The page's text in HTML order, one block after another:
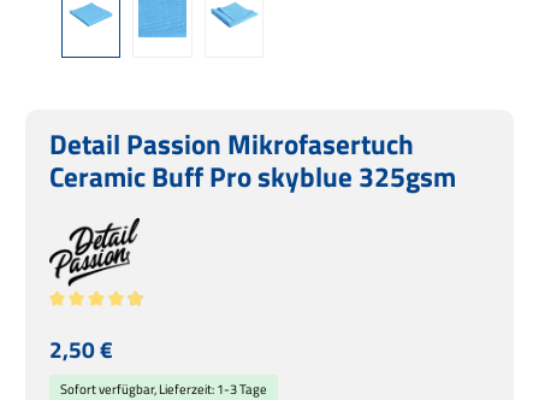
Detail Passion Mikrofasertuch
Ceramic Buff Pro skyblue 325gsm
Regulärer Preis:
2,50 €
Sofort verfügbar, Lieferzeit: 1-3 Tage